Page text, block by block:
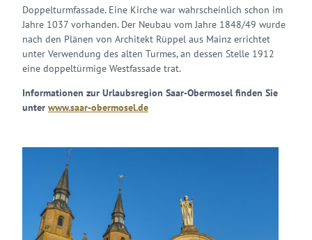
Doppelturmfassade. Eine Kirche war wahrscheinlich schon im
Jahre 1037 vorhanden. Der Neubau vom Jahre 1848/49 wurde
nach den Plänen von Architekt Rüppel aus Mainz errichtet
unter Verwendung des alten Turmes, an dessen Stelle 1912
eine doppeltürmige Westfassade trat.
Informationen zur Urlaubsregion Saar-Obermosel finden Sie
unter www.saar-obermosel.de